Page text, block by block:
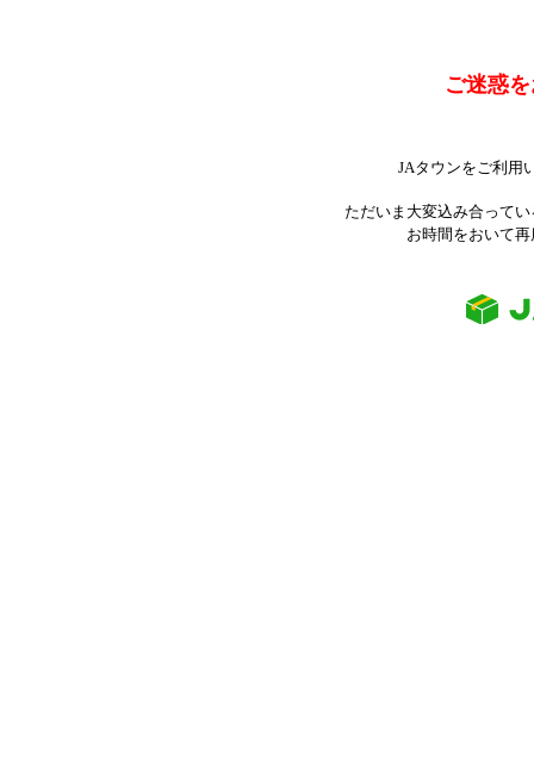
ご迷惑
JAタウンをご利用
ただいま大変込み合って
お時間をおいて